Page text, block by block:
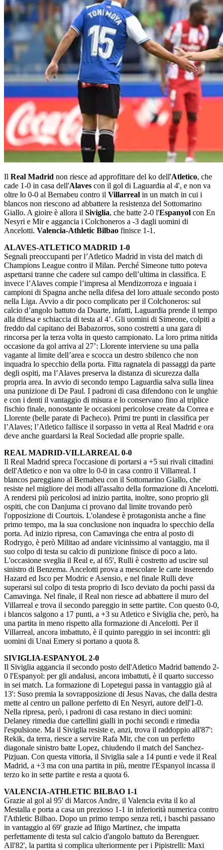
Il Real Madrid non riesce ad approfittare del ko dell'Atletico, che
cade 1-0 in casa dell'Alaves con il gol di Laguardia al 4', e non va
oltre lo 0-0 al Bernabeu contro il Villarreal in un match in cui i
blancos non riescono ad abbattere la resistenza del Sottomarino
Giallo. A gioire è allora il Siviglia, che batte 2-0 l'Espanyol con En
Nesyri e Mir e aggancia i Colchoneros a -3 dagli uomini di
Ancelotti. Valencia-Athletic Bilbao finisce 1-1.
ALAVES-ATLETICO MADRID 1-0
Segnali preoccupanti per l’Atletico Madrid in vista del match di
Champions League contro il Milan. Perché Simeone tutto poteva
aspettarsi tranne che cadere sul campo dell’ultima in classifica. E
invece l’Alaves compie l’impresa al Mendizorroza e inguaia i
campioni di Spagna anche nella difesa del loro attuale secondo posto
nella Liga. Avvio a dir poco complicato per il Colchoneros: sul
calcio d’angolo battuto da Duarte, infatti, Laguardia prende il tempo
alla difesa e schiaccia di testa al 4’. Gli uomini di Simeone, colpiti a
freddo dal capitano dei Babazorros, sono costretti a una gara di
rincorsa per la terza volta in questo campionato. La loro prima nitida
occasione da gol arriva al 27’: Llorente interviene su una palla
vagante al limite dell’area e scocca un destro sbilenco che non
inquadra lo specchio della porta. Fitta ragnatela di passaggi da parte
degli ospiti, ma l’Alaves preserva la distanza di sicurezza dalla
propria area. In avvio di secondo tempo Laguardia salva sulla linea
una punizione di De Paul. I padroni di casa difendono con le unghie
e con i denti il vantaggio di misura e lo conservano fino al triplice
fischio finale, nonostante le occasioni pericolose create da Correa e
Llorente (belle parate di Pacheco). Primi tre punti in classifica per
l’Alaves; l’Atletico fallisce il sorpasso in vetta al Real Madrid e ora
deve anche guardarsi la Real Sociedad alle proprie spalle.
REAL MADRID-VILLARREAL 0-0
Il Real Madrid spreca l'occasione di portarsi a +5 sui rivali cittadini
dell'Atletico e non va oltre lo 0-0 in casa contro il Villarreal. I
blancos pareggiano al Bernabeu con il Sottomarino Giallo, che
resiste nel migliore dei modi all'assalto della formazione di Ancelotti.
A rendersi più pericolosi ad inizio partita, inoltre, sono proprio gli
ospiti, che con Danjuma ci provano dal limite trovando però
l'opposizione di Courtois. L'olandese è protagonista anche a fine
primo tempo, ma la sua conclusione non inquadra lo specchio della
porta. Ad inizio ripresa, con Camavinga che entra al posto di
Rodrygo, è però Militao ad andare vicinissimo al vantaggio, ma il
suo colpo di testa su calcio di punizione finisce di poco a lato.
L'occasione sveglia il Real e, al 65', Rulli è costretto ad uscire sul
sinistro di Benzema. Ancelotti prova a mescolare le carte inserendo
Hazard ed Isco per Modric e Asensio, e nel finale Rulli deve
superarsi sul colpo di testa proprio di Isco deviato da pochi passi da
Camavinga. Nel finale, il Real non riesce ad abbattere il muro del
Villarreal e trova il secondo pareggio in sette partite. Con questo 0-0,
i blancos salgono a 17 punti, a +3 su Atletico e Siviglia che, però, ha
una partita in meno rispetto alla formazione di Ancelotti. Per il
Villarreal, ancora imbattuto, è il quinto pareggio in sei incontri: gli
uomini di Unai Emery si portano a quota 8.
SIVIGLIA-ESPANYOL 2-0
Il Siviglia aggancia il secondo posto dell'Atletico Madrid battendo 2-
0 l'Espanyol: per gli andalusi, ancora imbattuti, è il quarto successo
in sei match. La formazione di Lopetegui passa in vantaggio già al
13': Suso premia la sovrapposizione di Jesus Navas, che dalla destra
mette al centro un pallone perfetto di En Nesyri, autore dell'1-0.
Nella ripresa, però, i padroni di casa restano in dieci uomini:
Delaney rimedia due cartellini gialli in pochi secondi e rimedia
l'espulsione. Ma il Siviglia resiste e, anzi, trova il raddoppio all'87':
Rekik, da terra, riesce a servire Rafa Mir, che con un perfetto
diagonale sinistro batte Lopez, chiudendo il match del Sanchez-
Pizjuan. Con questa vittoria, il Siviglia sale a 14 punti e vede il Real
Madrid, a +3 ma con una partita in più, mentre l'Espanyol incassa il
terzo ko in sette partite e resta a quota 6.
VALENCIA-ATHLETIC BILBAO 1-1
Grazie al gol al 95' di Marcos Andre, il Valencia evita il ko al
Mestalla e porta a casa un prezioso 1-1 in inferiorità numerica contro
l'Athletic Bilbao. Dopo un primo tempo senza reti, i baschi passano
in vantaggio al 69' grazie ad Iñigo Martinez, che impatta
perfettamente di testa sul calcio d'angolo battuto da Berenguer.
All'82', la partita si complica ulteriormente per i Pipistrelli: Maxi